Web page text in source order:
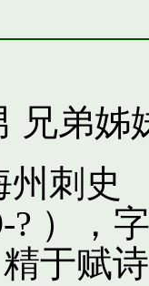
兄弟姊
刺史
? ），
于赋